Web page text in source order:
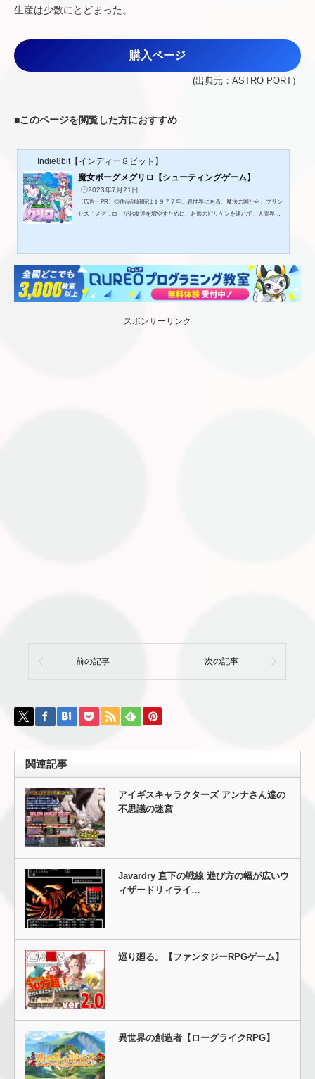
生産は少数にとどまった。
購入ページ
(出典元： ASTRO PORT）
■このページを閲覧した方におすすめ
Indie8bit【インディー８ビット】
魔女ボーグメグリロ【シューティングゲーム】
2023年7月21日
【広告・PR】◎作品詳細時は１９７７年。異世界にある、魔法の国から、プリン
セス「メグリロ」がお友達を増やすために、お供のビリケンを連れて、人間界に
ムを埋め込んで、超兵器「サテライト」と、超電気魔法「トキトメワープ...
スポンサーリンク
前の記事 次の記事
関連記事
アイギスキャラクターズ アンナさん達の
不思議の迷宮
Javardry 直下の戦線 遊び方の幅が広いウ
ィザードリィライ…
巡り廻る。【ファンタジーRPGゲーム】
異世界の創造者【ローグライクRPG】